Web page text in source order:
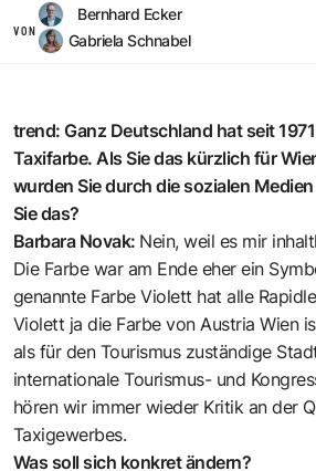
VON
Bernhard Ecker
Gabriela Schnabel
trend: Ganz Deutschland hat seit
Taxifarbe. Als Sie das kürzlich für
wurden Sie durch die sozialen
Sie das?
Barbara Novak: Nein, weil es mir
Die Farbe war am Ende eher ein
genannte Farbe Violett hat alle
Violett ja die Farbe von Austria Wien
als für den Tourismus zuständige
internationale Tourismus- und
hören wir immer wieder Kritik an der
Taxigewerbes.
Was soll sich konkret ändern?